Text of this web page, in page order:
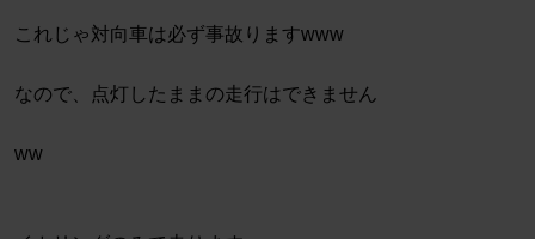
これじゃ対向車は必ず事故りますwww
なので、点灯したままの走行はできません
ww